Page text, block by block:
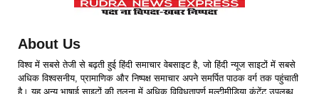
About Us
विश्व में सबसे तेजी से बढ़ती हुई हिंदी समाचार वेबसाइट है, जो हिंदी न्यूज साइटों में सबसे
अधिक विश्वसनीय, प्रामाणिक और निष्पक्ष समाचार अपने समर्पित पाठक वर्ग तक पहुंचाती
है। यह अन्य भाषाई साइटों की तुलना में अधिक विविधतापूर्ण मल्टीमीडिया कंटेंट उपलब्ध